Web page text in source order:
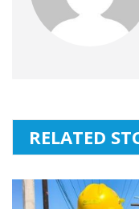
RELATED